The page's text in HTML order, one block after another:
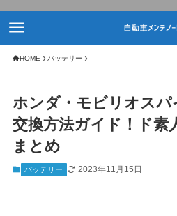
HOME バッテリー
ホンダ・モビリオス
交換方法ガイド！ド素
まとめ
バッテリー 2023年11月15日